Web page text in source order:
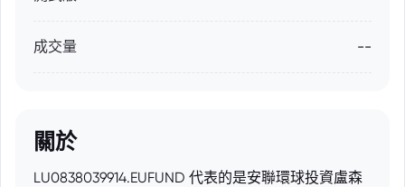
成交量 --
關於
LU0838039914.EUFUND 代表的是安聯環球投資盧森